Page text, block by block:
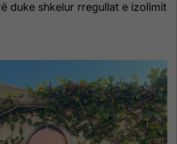
duke shkelur rregullat e izolimit